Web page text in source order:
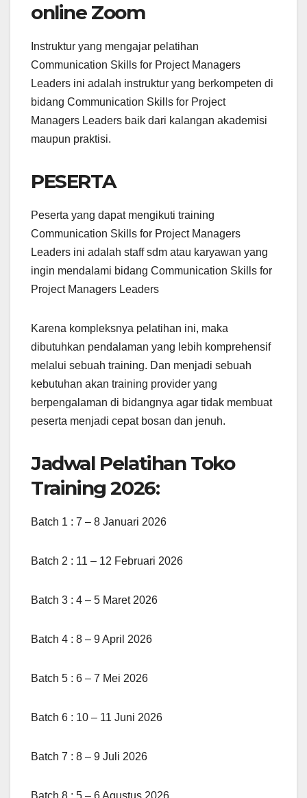
online Zoom
Instruktur yang mengajar pelatihan
Communication Skills for Project Managers
Leaders ini adalah instruktur yang berkompeten di
bidang Communication Skills for Project
Managers Leaders baik dari kalangan akademisi
maupun praktisi.
PESERTA
Peserta yang dapat mengikuti training
Communication Skills for Project Managers
Leaders ini adalah staff sdm atau karyawan yang
ingin mendalami bidang Communication Skills for
Project Managers Leaders
Karena kompleksnya pelatihan ini, maka
dibutuhkan pendalaman yang lebih komprehensif
melalui sebuah training. Dan menjadi sebuah
kebutuhan akan training provider yang
berpengalaman di bidangnya agar tidak membuat
peserta menjadi cepat bosan dan jenuh.
Jadwal Pelatihan Toko
Training 2026:
Batch 1 : 7 – 8 Januari 2026
Batch 2 : 11 – 12 Februari 2026
Batch 3 : 4 – 5 Maret 2026
Batch 4 : 8 – 9 April 2026
Batch 5 : 6 – 7 Mei 2026
Batch 6 : 10 – 11 Juni 2026
Batch 7 : 8 – 9 Juli 2026
Batch 8 : 5 – 6 Agustus 2026